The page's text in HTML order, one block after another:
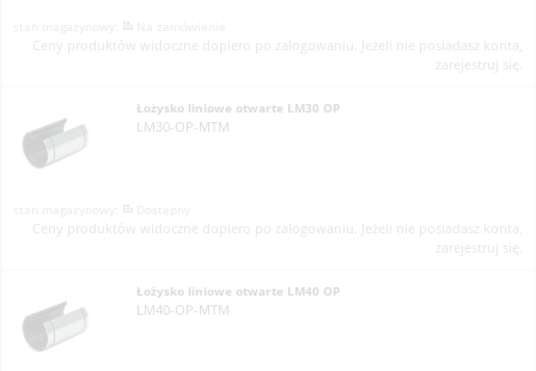
Ceny produktów widoczne dopiero po zalogowaniu. Jeżeli nie posiadasz konta,
zarejestruj się.
Łożysko liniowe otwarte LM30 OP
LM30-OP-MTM
Ceny produktów widoczne dopiero po zalogowaniu. Jeżeli nie posiadasz konta,
zarejestruj się.
Łożysko liniowe otwarte LM40 OP
LM40-OP-MTM